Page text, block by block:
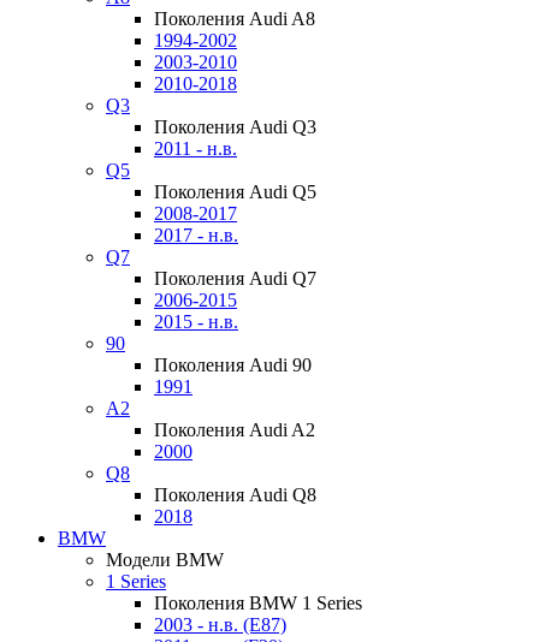
Поколения Audi A8
1994-2002
2003-2010
2010-2018
Q3
Поколения Audi Q3
2011 - н.в.
Q5
Поколения Audi Q5
2008-2017
2017 - н.в.
Q7
Поколения Audi Q7
2006-2015
2015 - н.в.
90
Поколения Audi 90
1991
A2
Поколения Audi A2
2000
Q8
Поколения Audi Q8
2018
BMW
Модели BMW
1 Series
Поколения BMW 1 Series
2003 - н.в. (E87)